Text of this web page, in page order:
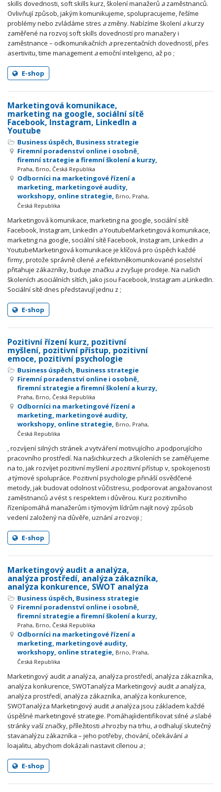
skills dovednosti, soft skills kurz, školení manažerů azaměstnanců.
Ovlivňují způsob, jakým komunikujeme, spolupracujeme, řešíme
problémy nebo zvládáme stres azměny. Nabízíme školení akurzy
zaměřené na rozvoj soft skills dovedností pro manažery i
zaměstnance – odkomunikačních aprezentačních dovedností, přes
asertivitu, time management aemoční inteligenci, až po ;
E-shop
Marketingová komunikace,
marketing na google, sociální sítě
Facebook, Instagram, LinkedIn a
Youtube
Business úspěch, Business strategie
Firemní poradenství online i osobně,
firemní strategie a firemní školení a kurzy,
Praha, Brno, Česká Republika
Odborníci na marketingové řízení a
marketing, marketingové audity,
workshopy, online strategie, Brno, Praha,
Česká Republika
Marketingová komunikace, marketing na google, sociální sítě
Facebook, Instagram, LinkedIn aYoutubeMarketingová komunikace,
marketing na google, sociální sítě Facebook, Instagram, LinkedIn a
YoutubeMarketingová komunikace je klíčová pro úspěch každé
firmy, protože správně cílené aefektivněkomunikované poselství
přitahuje zákazníky, buduje značku azvyšuje prodeje. Na našich
školeních asociálních sítích, jako jsou Facebook, Instagram aLinkedIn.
Sociální sítě dnes představují jednu z ;
E-shop
Pozitivní řízení kurz, pozitivní
myšlení, pozitivní přístup, pozitivní
emoce, pozitivní psychologie
Business úspěch, Business strategie
Firemní poradenství online i osobně,
firemní strategie a firemní školení a kurzy,
Praha, Brno, Česká Republika
Odborníci na marketingové řízení a
marketing, marketingové audity,
workshopy, online strategie, Brno, Praha,
Česká Republika
, rozvíjení silných stránek avytváření motivujícího apodporujícího
pracovního prostředí. Na našichkurzech aškoleních se zaměřujeme
na to, jak rozvíjet pozitivní myšlení apozitivní přístup v, spokojenosti
atýmové spolupráce. Pozitivní psychologie přináší osvědčené
metody, jak budovat odolnost vůčistresu, podporovat angažovanost
zaměstnanců avést s respektem i důvěrou. Kurz pozitivního
řízenípomáhá manažerům i týmovým lídrům najít nový způsob
vedení založený na důvěře, uznání arozvoji ;
E-shop
Marketingový audit a analýza,
analýza prostředí, analýza zákazníka,
analýza konkurence, SWOT analýza
Business úspěch, Business strategie
Firemní poradenství online i osobně,
firemní strategie a firemní školení a kurzy,
Praha, Brno, Česká Republika
Odborníci na marketingové řízení a
marketing, marketingové audity,
workshopy, online strategie, Brno, Praha,
Česká Republika
Marketingový audit aanalýza, analýza prostředí, analýza zákazníka,
analýza konkurence, SWOTanalýza Marketingový audit aanalýza,
analýza prostředí, analýza zákazníka, analýza konkurence,
SWOTanalýza Marketingový audit aanalýza jsou základem každé
úspěšné marketingové strategie. Pomáhajíidentifikovat silné aslabé
stránky vaší značky, příležitosti ahrozby na trhu, aodhalují skutečný
stavanalýzu zákazníka – jeho potřeby, chování, očekávání a
loajalitu, abychom dokázali nastavit cílenou a;
E-shop